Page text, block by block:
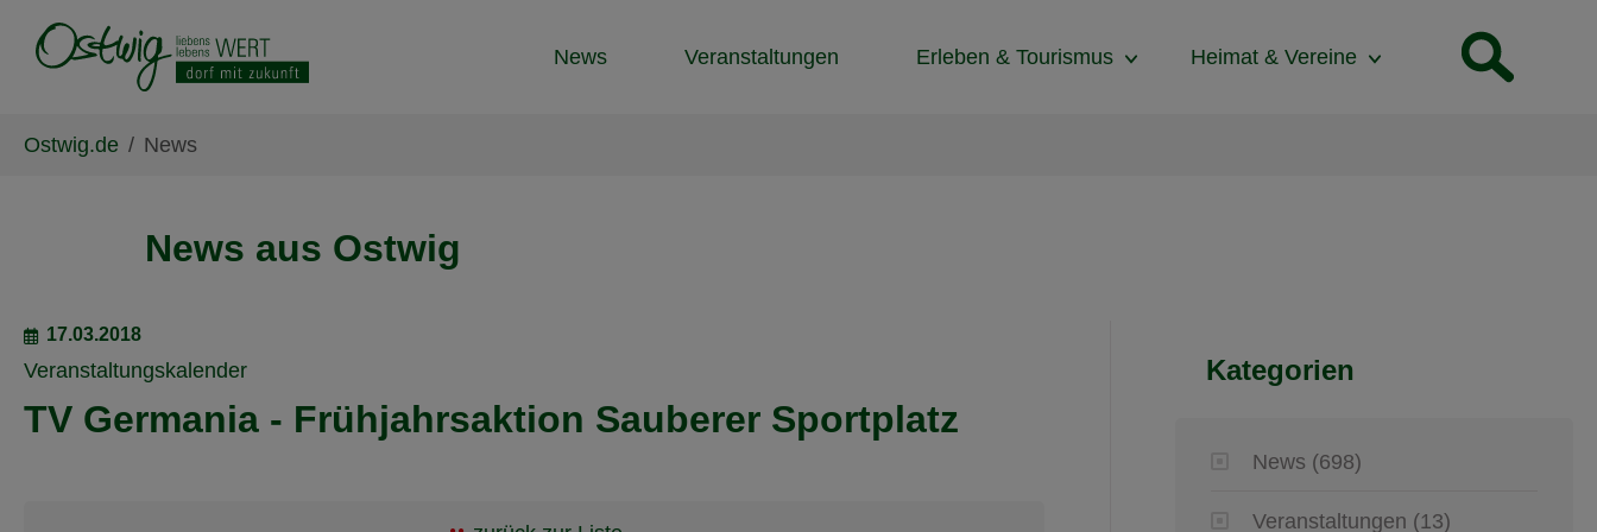
News
Veranstaltungen Erleben & Tourismus Heimat & Vereine
Ostwig.de News
News aus Ostwig
17.03.2018
Veranstaltungskalender
TV Germania - Frühjahrsaktion Sauberer Sportplatz
Kategorien
News (698)
Veranstaltungen (13)